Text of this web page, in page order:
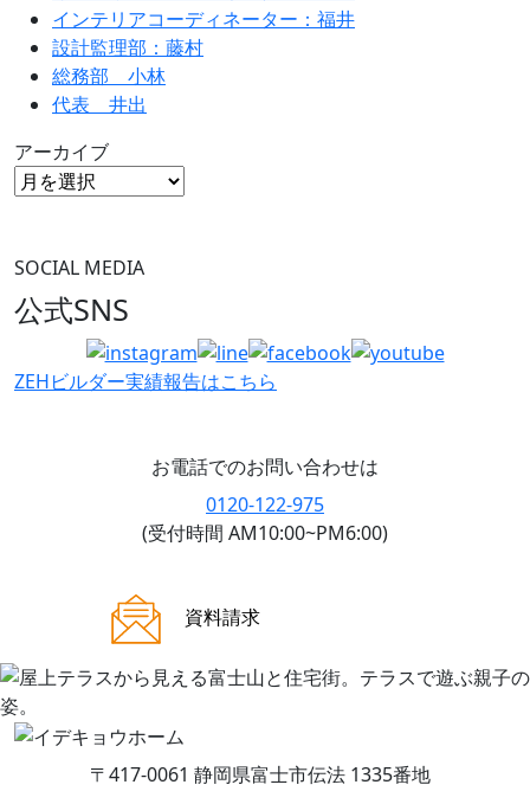
インテリアコーディネーター：福井
設計監理部：藤村
総務部 小林
代表 井出
アーカイブ
SOCIAL MEDIA
公式SNS
ZEHビルダー実績報告はこちら
お電話でのお問い合わせは
0120-122-975
(受付時間 AM10:00~PM6:00)
資料請求
〒417-0061 静岡県富士市伝法 1335番地